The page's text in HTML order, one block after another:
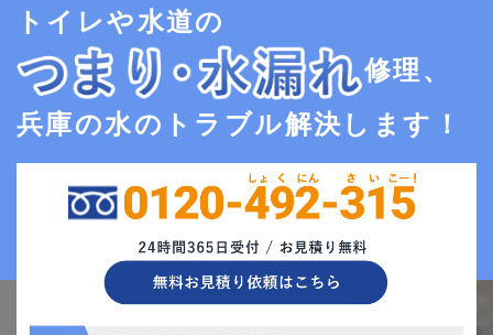
トイレや水道の
修理、
兵庫の水のトラブル解決します！